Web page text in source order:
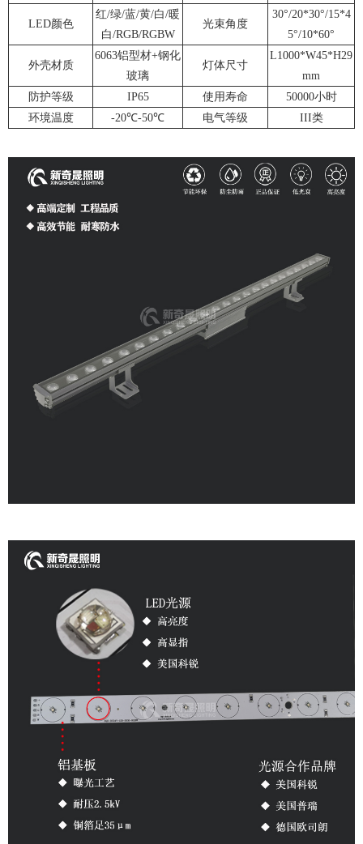
LED颜色
红/绿/蓝/黄/白/暖
白/RGB/RGBW
光束角度
30°/20*30°/15*4
5°/10*60°
外壳材质
6063铝型材+钢化
玻璃
灯体尺寸
L1000*W45*H29
mm
防护等级
IP65 使用寿命
50000小时
环境温度
-20℃-50℃ 电气等级 III类